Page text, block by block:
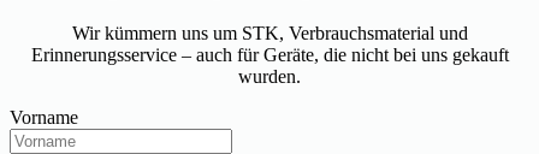
Wir kümmern uns um STK, Verbrauchsmaterial und
Erinnerungsservice – auch für Geräte, die nicht bei uns gekauft
wurden.
Vorname